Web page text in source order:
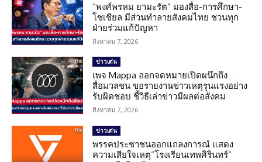
“พงศ์พรหม ยามะรัต” มองสื่อ-การศึกษา-
โซเชียล มีส่วนทำลายสังคมไทย ชวนทุก
ฝ่ายร่วมแก้ปัญหา
สิงหาคม 7, 2026
ข่าวเด่น
เพจ Mappa ออกจดหมายเปิดผนึกถึง
สื่อมวลชน ขอรายงานข่าวเหตุรุนแรงอย่าง
รับผิดชอบ ชี้วิธีเล่าข่าวมีผลต่อสังคม
สิงหาคม 7, 2026
ข่าวเด่น
พรรคประชาชนออกแถลงการณ์ แสดง
ความเสียใจเหตุ”โรงเรียนเทพศิรินทร์”